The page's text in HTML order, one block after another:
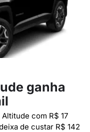
ganha
com R$ 17
de custar R$ 142